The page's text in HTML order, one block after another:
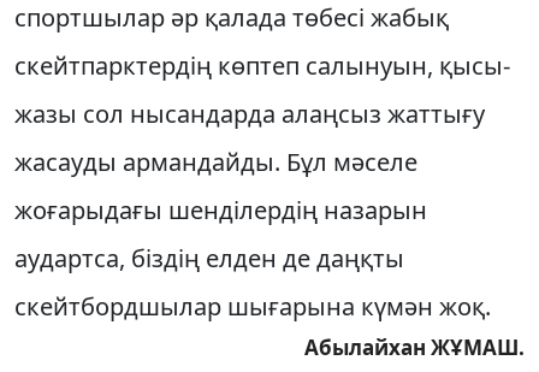
спортшылар әр қалада төбесі жа­бық
скейтпарктердің көптеп са­лынуын, қысы-
жазы сол нысан­дарда алаң­сыз жаттығу
жасауды ар­мандай­ды. Бұл мәселе
жоғарыдағы шенділер­дің назарын
аудартса, біздің елден де даңқ­ты
скейтбордшылар шығарына күмән жоқ.
Абылайхан ЖҰМАШ.